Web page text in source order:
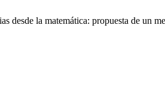
la matemática: propuesta de un